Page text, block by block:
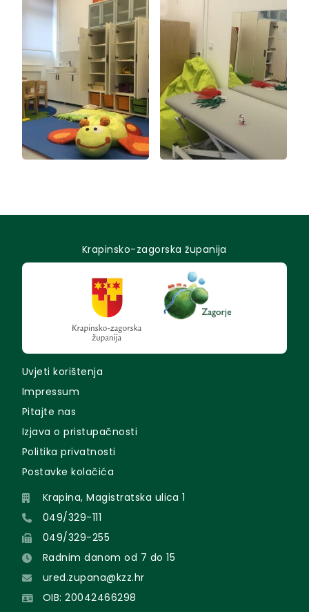
Krapinsko-zagorska županija
Uvjeti korištenja
Impressum
Pitajte nas
Izjava o pristupačnosti
Politika privatnosti
Postavke kolačića
Krapina, Magistratska ulica 1
049/329-111
049/329-255
Radnim danom od 7 do 15
ured.zupana@kzz.hr
OIB: 20042466298